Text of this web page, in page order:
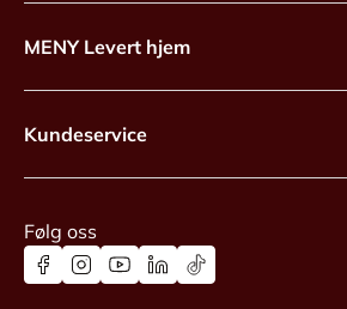
MENY Levert hjem
Kundeservice
Følg oss